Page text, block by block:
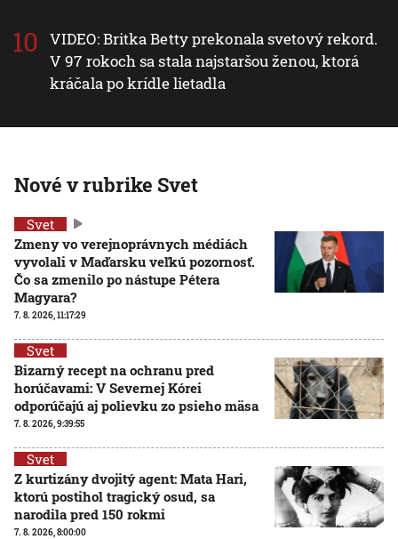
VIDEO: Britka Betty prekonala svetový rekord.
V 97 rokoch sa stala najstaršou ženou, ktorá
kráčala po krídle lietadla
Nové v rubrike Svet
Svet
Zmeny vo verejnoprávnych médiách
vyvolali v Maďarsku veľkú pozornosť.
Čo sa zmenilo po nástupe Pétera
Magyara?
7. 8. 2026, 11:17:29
Svet
Bizarný recept na ochranu pred
horúčavami: V Severnej Kórei
odporúčajú aj polievku zo psieho mäsa
7. 8. 2026, 9:39:55
Svet
Z kurtizány dvojitý agent: Mata Hari,
ktorú postihol tragický osud, sa
narodila pred 150 rokmi
7. 8. 2026, 8:00:00